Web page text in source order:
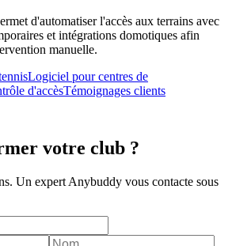
d'automatiser l'accès aux terrains avec
et intégrations domotiques afin
manuelle.
Logiciel pour centres de
d'accèsTémoignages clients
votre club ?
Un expert Anybuddy vous contacte sous